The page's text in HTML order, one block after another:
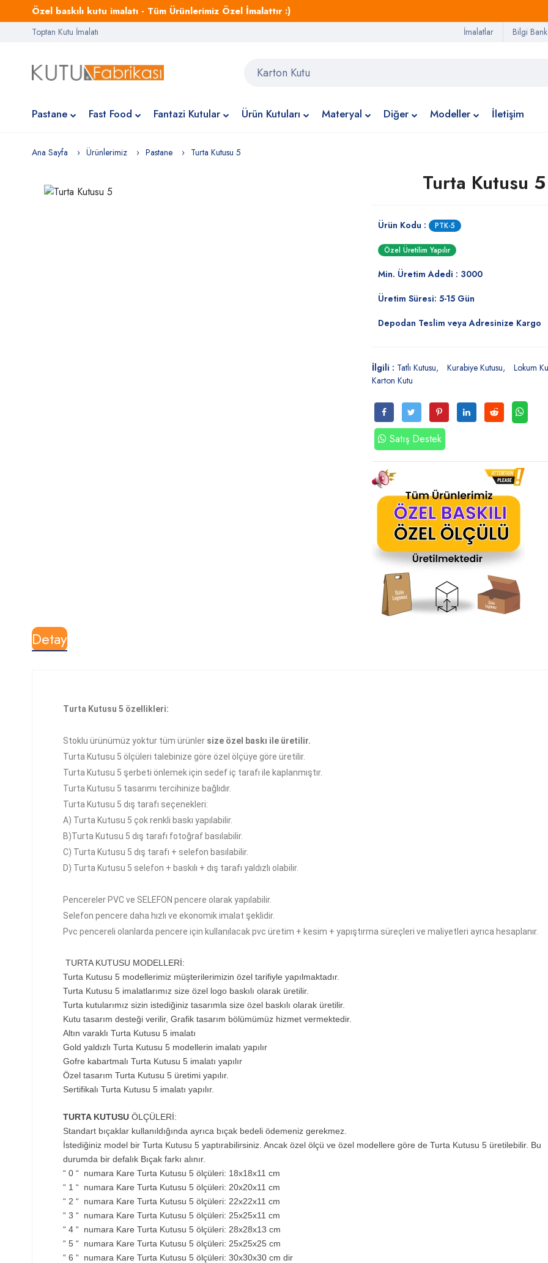
Özel baskılı kutu imalatı - Tüm Ürünlerimiz Özel İmalattır :)
Toptan Kutu İmalatı İmalatlar Bilgi
Pastane Fast Food Fantazi Kutular Ürün Kutuları Materyal Diğer Modeller İletişim
Ana Sayfa Ürünlerimiz Pastane Turta Kutusu 5
Turta Kutusu 5
Ürün Kodu : PTK-5
Özel Üretilim Yapılır
Min. Üretim Adedi : 3000
Üretim Süresi: 5-15 Gün
Depodan Teslim veya Adresinize Kargo
İlgili : Tatlı Kutusu Kurabiye Kutusu
Lokum
Karton Kutu
Satış Destek
Detay
Turta Kutusu 5 özellikleri:
Stoklu ürünümüz yoktur tüm ürünler size özel baskı ile üretilir.
Turta Kutusu 5 ölçüleri talebinize göre özel ölçüye göre üretilir.
Turta Kutusu 5 şerbeti önlemek için sedef iç tarafı ile kaplanmıştır.
Turta Kutusu 5 tasarımı tercihinize bağlıdır.
Turta Kutusu 5 dış tarafı seçenekleri:
A) Turta Kutusu 5 çokrenkli baskı yapılabilir.
B)Turta Kutusu 5 dış tarafı fotoğraf basılabilir.
C) Turta Kutusu 5 dış tarafı + selefon basılabilir.
D) Turta Kutusu 5 selefon + baskılı + dış tarafı yaldızlı olabilir.
Pencereler PVC ve SELEFON pencere olarak yapılabilir.
Selefon pencere daha hızlı ve ekonomik imalat şeklidir.
Pvc pencereli olanlarda pencere için kullanılacak pvc üretim + kesim + yapıştırma süreçleri ve maliyetleri ayrıca hesaplanır.
TURTA KUTUSU MODELLERİ:
Turta Kutusu 5 modellerimiz müşterilerimizin özel tarifiyle yapılmaktadır.
Turta Kutusu 5 imalatlarımız size özel logo baskılı olarak üretilir.
Turta kutularımız sizin istediğiniz tasarımla size özel baskılı olarak üretilir.
Kutu tasarım desteği verilir, Grafik tasarım bölümümüz hizmet vermektedir.
Altın varaklı Turta Kutusu 5 imalatı
Gold yaldızlı Turta Kutusu 5 modellerin imalatı yapılır
Gofre kabartmalı Turta Kutusu 5 imalatı yapılır
Özel tasarım Turta Kutusu 5 üretimi yapılır.
Sertifikalı Turta Kutusu 5 imalatı yapılır.
TURTA KUTUSU ÖLÇÜLERİ:
Standart bıçaklar kullanıldığında ayrıca bıçak bedeli ödemeniz gerekmez.
İstediğiniz model bir Turta Kutusu 5 yaptırabilirsiniz. Ancak özel ölçü ve özel modellere göre de Turta Kutusu 5 üretilebilir. Bu
durumda bir defalık Bıçak farkı alınır.
“ 0 “ numara Kare Turta Kutusu 5 ölçüleri: 18x18x11 cm
“ 1 “ numara Kare Turta Kutusu 5 ölçüleri: 20x20x11 cm
“ 2 “ numara Kare Turta Kutusu 5 ölçüleri: 22x22x11 cm
“ 3 “ numara Kare Turta Kutusu 5 ölçüleri: 25x25x11 cm
“ 4 “ numara Kare Turta Kutusu 5 ölçüleri: 28x28x13 cm
“ 5 “ numara Kare Turta Kutusu 5 ölçüleri: 25x25x25 cm
“ 6 “ numara Kare Turta Kutusu 5 ölçüleri: 30x30x30 cm dir